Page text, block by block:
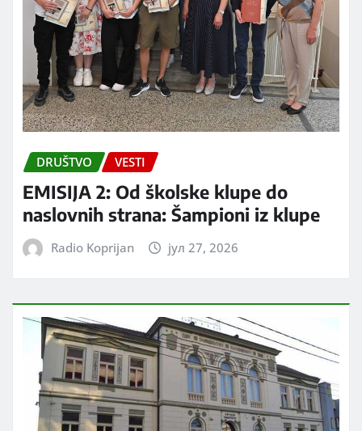
DRUŠTVO VESTI
EMISIJA 2: Od školske klupe do
naslovnih strana: Šampioni iz klupe
Radio Koprijan јул 27, 2026